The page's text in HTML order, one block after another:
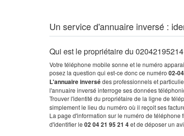
Un service d'annuaire inversé :
Qui est le propriétaire du
Votre téléphone mobile sonne et le numéro
posez la question qui est-ce donc ce numéro 02-
L'annuaire inversédes professionnels et
l'annuaire inversé interroge ses données
Trouver l'identité du propriétaire de la ligne de
simplement le lieu du numéro où il reçoit ses
La page d'information sur le numéro de téléphone
d'identifier le 02 04 21 95 21 4et de déposer un